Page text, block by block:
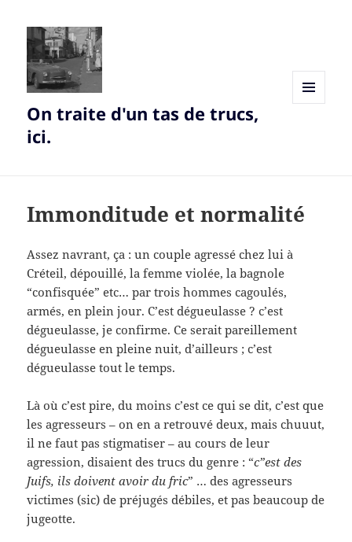
On traite d'un tas de trucs,
ici.
Immonditude et normalité
Assez navrant, ça : un couple agressé chez lui à
Créteil, dépouillé, la femme violée, la bagnole
“confisquée” etc… par trois hommes cagoulés,
armés, en plein jour. C’est dégueulasse ? c’est
dégueulasse, je confirme. Ce serait pareillement
dégueulasse en pleine nuit, d’ailleurs ; c’est
dégueulasse tout le temps.
Là où c’est pire, du moins c’est ce qui se dit, c’est que
les agresseurs – on en a retrouvé deux, mais chuuut,
il ne faut pas stigmatiser – au cours de leur
agression, disaient des trucs du genre : “c”est des
Juifs, ils doivent avoir du fric” … des agresseurs
victimes (sic) de préjugés débiles, et pas beaucoup de
jugeotte.